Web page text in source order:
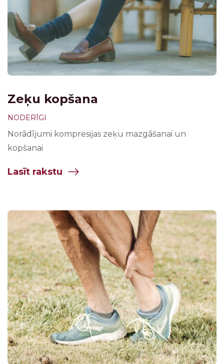
Zeķu kopšana
NODERĪGI
Norādījumi kompresijas zeķu mazgāšanai un
kopšanai
Lasīt rakstu